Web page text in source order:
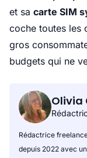
et sa carte SIM
coche toutes les
gros
budgets qui ne
Olivia
Rédactrice
depuis 2022 avec